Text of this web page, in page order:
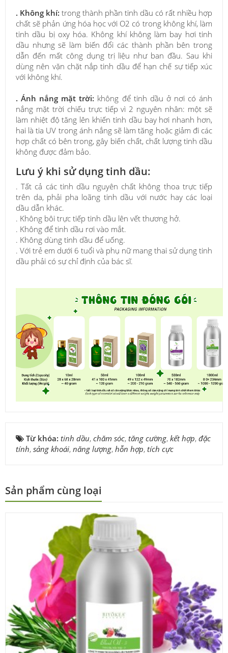
. Không khí: trong thành phần tinh dầu có rất nhiều hợp
chất sẽ phản ứng hóa học với O2 có trong không khí, làm
tinh dầu bị oxy hóa. Không khí không làm bay hơi tinh
dầu nhưng sẽ làm biến đổi các thành phần bên trong
dẫn đến mất công dụng trị liệu như ban đầu. Sau khi
dùng nên vặn chặt nắp tinh dầu để hạn chế sự tiếp xúc
với không khí.
. Ánh nắng mặt trời: không để tinh dầu ở nơi có ánh
nắng mặt trời chiếu trực tiếp vì 2 nguyên nhân: một sẽ
làm nhiệt độ tăng lên khiến tinh dầu bay hơi nhanh hơn,
hai là tia UV trong ánh nắng sẽ làm tăng hoặc giảm đi các
hợp chất có bên trong, gây biến chất, chất lượng tinh dầu
không được đảm bảo.
Lưu ý khi sử dụng tinh dầu:
. Tất cả các tinh dầu nguyên chất không thoa trực tiếp
trên da, phải pha loãng tinh dầu với nước hay các loại
dầu dẫn khác.
. Không bôi trực tiếp tinh dầu lên vết thương hở.
. Không để tinh dầu rơi vào mắt.
. Không dùng tinh dầu để uống.
. Với trẻ em dưới 6 tuổi và phụ nữ mang thai sử dụng tinh
dầu phải có sự chỉ định của bác sĩ.
Từ khóa: tinh dầu, chăm sóc, tăng cường, kết hợp, đặc
tính, sảng khoái, năng lượng, hỗn hợp, tích cực
Sản phẩm cùng loại